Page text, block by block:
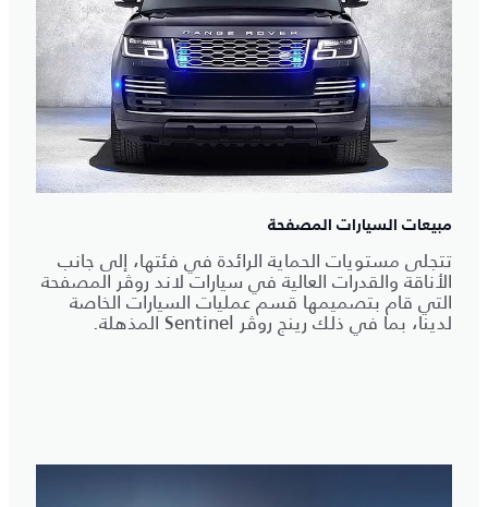
مبيعات السيارات المصفحة
تتجلى مستويات الحماية الرائدة في فئتها، إلى جانب
الأناقة والقدرات العالية في سيارات لاند روڤر المصفحة
التي قام بتصميمها قسم عمليات السيارات الخاصة
لدينا، بما في ذلك رينج روڤر Sentinel المذهلة.